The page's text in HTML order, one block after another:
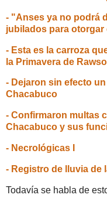
- "Anses ya no podrá
jubilados para
- Esta es la carroza
la Primavera de
- Dejaron sin efecto
Chacabuco
- Confirmaron multas
Chacabuco y sus
- Necrológicas I
- Registro de lluvia de
Todavía se habla de